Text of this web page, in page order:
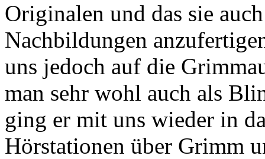
Originalen und das sie
Nachbildungen
uns jedoch auf die
man sehr wohl auch als
ging er mit uns wieder in
Hörstationen über Grimm